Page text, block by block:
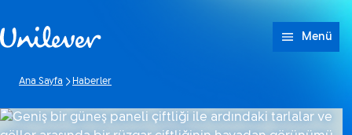
Menü
Ana Sayfa Haberler